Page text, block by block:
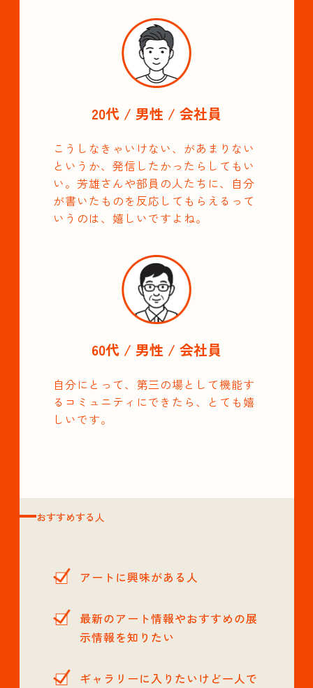
20代 / 男性 / 会社員
こうしなきゃいけない、があまりない
というか、発信したかったらしてもい
い。芳雄さんや部員の人たちに、自分
が書いたものを反応してもらえるって
いうのは、嬉しいですよね。
60代 / 男性 / 会社員
自分にとって、第三の場として機能す
るコミュニティにできたら、とても嬉
しいです。
おすすめする人
アートに興味がある人
最新のアート情報やおすすめの展
示情報を知りたい
ギャラリーに入りたいけど一人で